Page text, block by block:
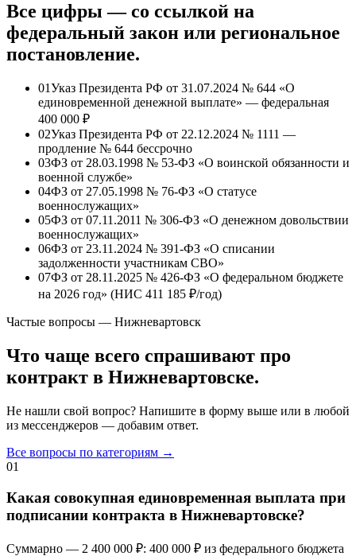
Все цифры — со ссылкой на
федеральный закон или региональное
постановление.
01Указ Президента РФ от 31.07.2024 № 644 «О
единовременной денежной выплате» — федеральная
400 000 ₽
02Указ Президента РФ от 22.12.2024 № 1111 —
продление № 644 бессрочно
03ФЗ от 28.03.1998 № 53-ФЗ «О воинской обязанности и
военной службе»
04ФЗ от 27.05.1998 № 76-ФЗ «О статусе
военнослужащих»
05ФЗ от 07.11.2011 № 306-ФЗ «О денежном довольствии
военнослужащих»
06ФЗ от 23.11.2024 № 391-ФЗ «О списании
задолженности участникам СВО»
07ФЗ от 28.11.2025 № 426-ФЗ «О федеральном бюджете
на 2026 год» (НИС 411 185 ₽/год)
Частые вопросы — Нижневартовск
Что чаще всего спрашивают про
контракт в Нижневартовске.
Не нашли свой вопрос? Напишите в форму выше или в любой
из мессенджеров — добавим ответ.
Все вопросы по категориям →
01
Какая совокупная единовременная выплата при
подписании контракта в Нижневартовске?
Суммарно — 2 400 000 ₽: 400 000 ₽ из федерального бюджета